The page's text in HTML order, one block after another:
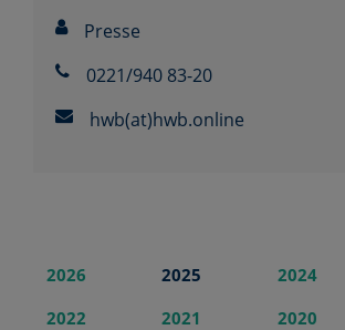
Presse
0221/940 83-20
hwb(at)hwb.online
2026 2025 2024
2022
2021 2020